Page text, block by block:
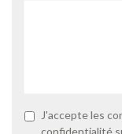
P
J'accepte les